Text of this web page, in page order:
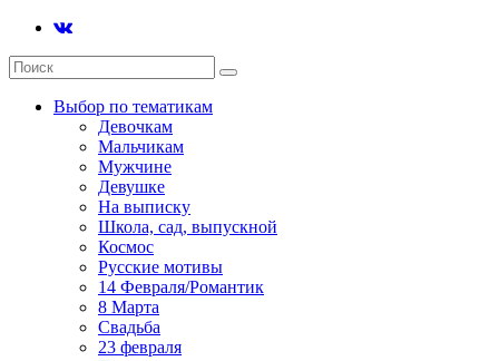
Выбор по тематикам
Девочкам
Мальчикам
Мужчине
Девушке
На выписку
Школа, сад, выпускной
Космос
Русские мотивы
14 Февраля/Романтик
8 Марта
Свадьба
23 февраля